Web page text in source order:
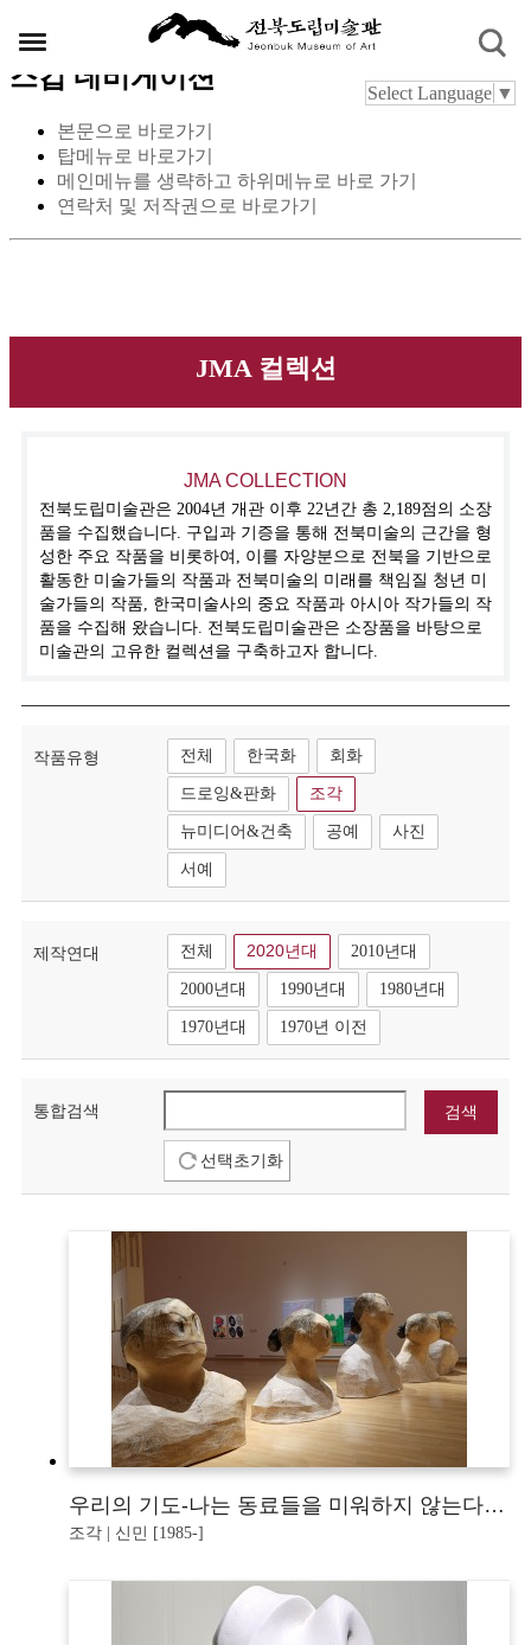
스킵 네비게이션
본문으로 바로가기
탑메뉴로 바로가기
메인메뉴를 생략하고 하위메뉴로 바로 가기
연락처 및 저작권으로 바로가기
Select Language ▼
JMA 컬렉션
JMA COLLECTION
전북도립미술관은 2004년 개관 이후 22년간 총 2,189점의 소장
품을 수집했습니다. 구입과 기증을 통해 전북미술의 근간을 형
성한 주요 작품을 비롯하여, 이를 자양분으로 전북을 기반으로
활동한 미술가들의 작품과 전북미술의 미래를 책임질 청년 미
술가들의 작품, 한국미술사의 중요 작품과 아시아 작가들의 작
품을 수집해 왔습니다. 전북도립미술관은 소장품을 바탕으로
미술관의 고유한 컬렉션을 구축하고자 합니다.
작품유형 전체 한국화 회화
드로잉&판화 조각
뉴미디어&건축 공예 사진
서예
제작연대 전체 2020년대 2010년대
2000년대 1990년대 1980년대
1970년대 1970년 이전
통합검색
선택초기화
우리의 기도-나는 동료들을 미워하지 않는다 나는 사랑한다 나는 껴안는다 나는 연대한다
조각 | 신민 [1985-]